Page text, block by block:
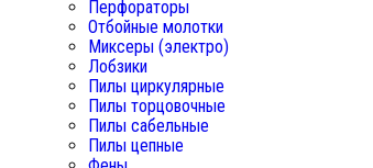
Перфораторы
Отбойные молотки
Миксеры (электро)
Лобзики
Пилы циркулярные
Пилы торцовочные
Пилы сабельные
Пилы цепные